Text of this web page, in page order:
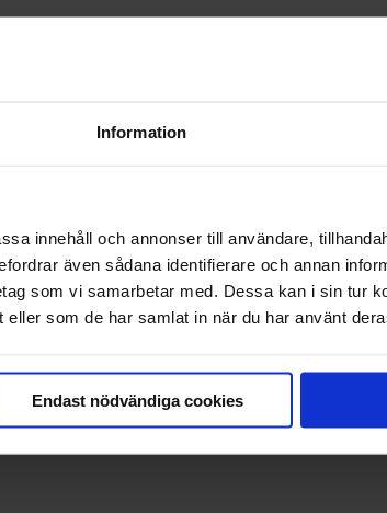
Information
innehåll och annonser till användare,
även sådana identifierare och annan
som vi samarbetar med. Dessa kan i sin tur
som de har samlat in när du har använt
Endast nödvändiga cookies